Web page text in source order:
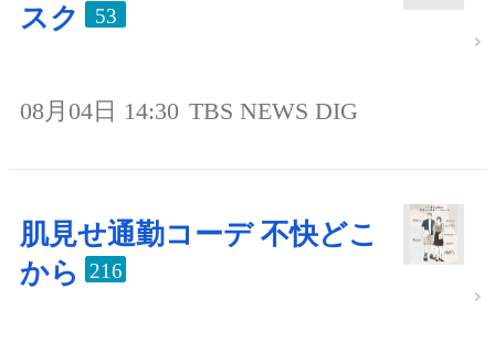
スク
53
08月04日 14:30 TBS NEWS DIG
肌見せ通勤コーデ 不快どこ
から
216